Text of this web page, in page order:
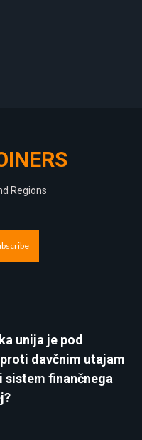
Regions
unija je pod
davčnim utajam
sistem finančnega